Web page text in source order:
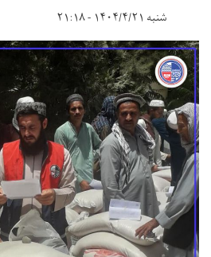
شنبه ۱۴۰۴/۴/۲۱ - ۲۱:۱۸